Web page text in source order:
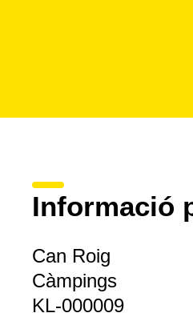
Informació
Can Roig
Càmpings
KL-000009